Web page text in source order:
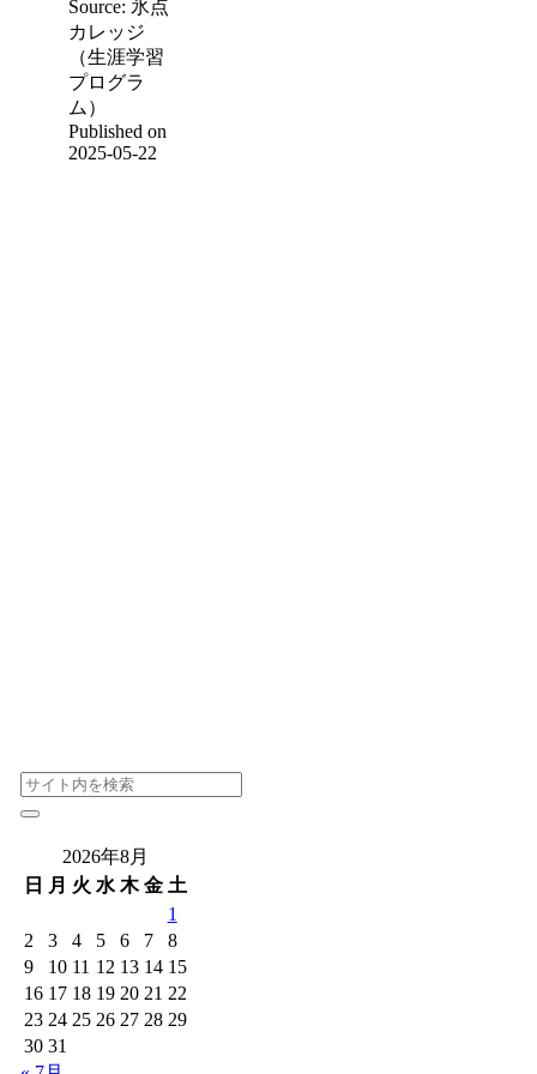
Source: 氷点
カレッジ
（生涯学習
プログラ
ム）
Published on
2025-05-22
2026年8月
日 月 火 水 木 金 土
1
2
3 4 5 6 7
8
9
10 11 12 13 14 15
16 17 18 19 20 21 22
23 24 25 26 27 28 29
30 31